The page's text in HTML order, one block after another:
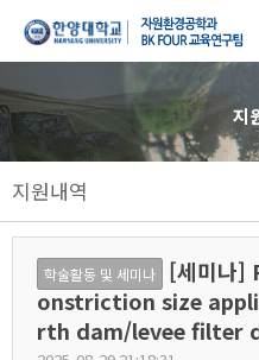
한양대학교한양대학
공과대
자원환
기후변
스마트
글로벌
양성
지
지원내역
학술활동 및 세미나
[세미나
onstriction size
rth dam/levee filter